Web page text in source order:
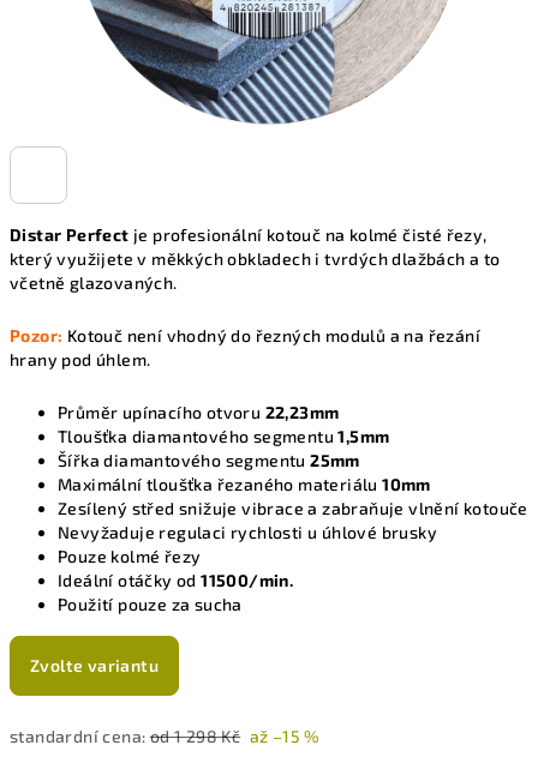
Distar Perfect je profesionální kotouč na kolmé čisté řezy,
který využijete v měkkých obkladech i tvrdých dlažbách a to
včetně glazovaných.
Pozor: Kotouč není vhodný do řezných modulů a na řezání
hrany pod úhlem.
Průměr upínacího otvoru 22,23mm
Tloušťka diamantového segmentu 1,5mm
Šířka diamantového segmentu 25mm
Maximální tloušťka řezaného materiálu10mm
Zesílený střed snižuje vibrace a zabraňuje vlnění kotouče
Nevyžaduje regulaci rychlosti u úhlové brusky
Pouze kolmé řezy
Ideální otáčky od11500/min.
Použití pouze za sucha
Zvolte variantu
standardní cena: od 1 298 Kč až –15 %